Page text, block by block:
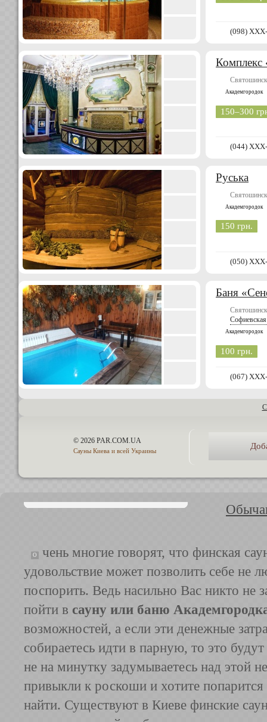
(098)
Комплекс
Академгородок
150–300
(044)
Руська
Академгородок
150 грн.
(050)
Баня
Академгородок
100 грн.
(067)
© 2026 PAR.COM.UA
Сауны Киева и всей Украины
О
чень многие говорят, что финская
удовольствие может позволить себе
поспорить. Ведь насильно Вас никто не
пойти в сауну или баню
возможностей, а если эти денежные
собираетесь идти в парную, то это
не на минутку задумываетесь над этой
привыкли к роскоши и хотите
найти. Существуют в Киеве финские